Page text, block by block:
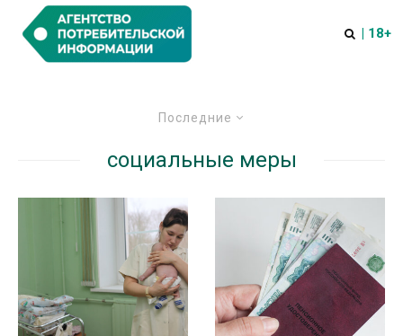
| 18+
Последние
социальные меры